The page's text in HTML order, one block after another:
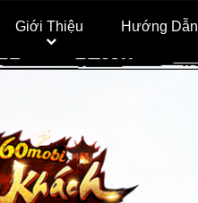
Giới Thiệu Hướng Dẫn